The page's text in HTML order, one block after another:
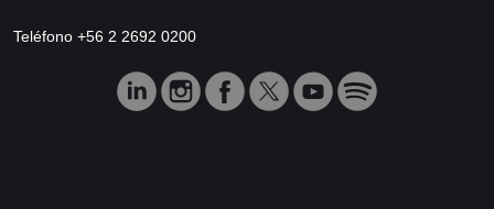
Teléfono +56 2 2692 0200